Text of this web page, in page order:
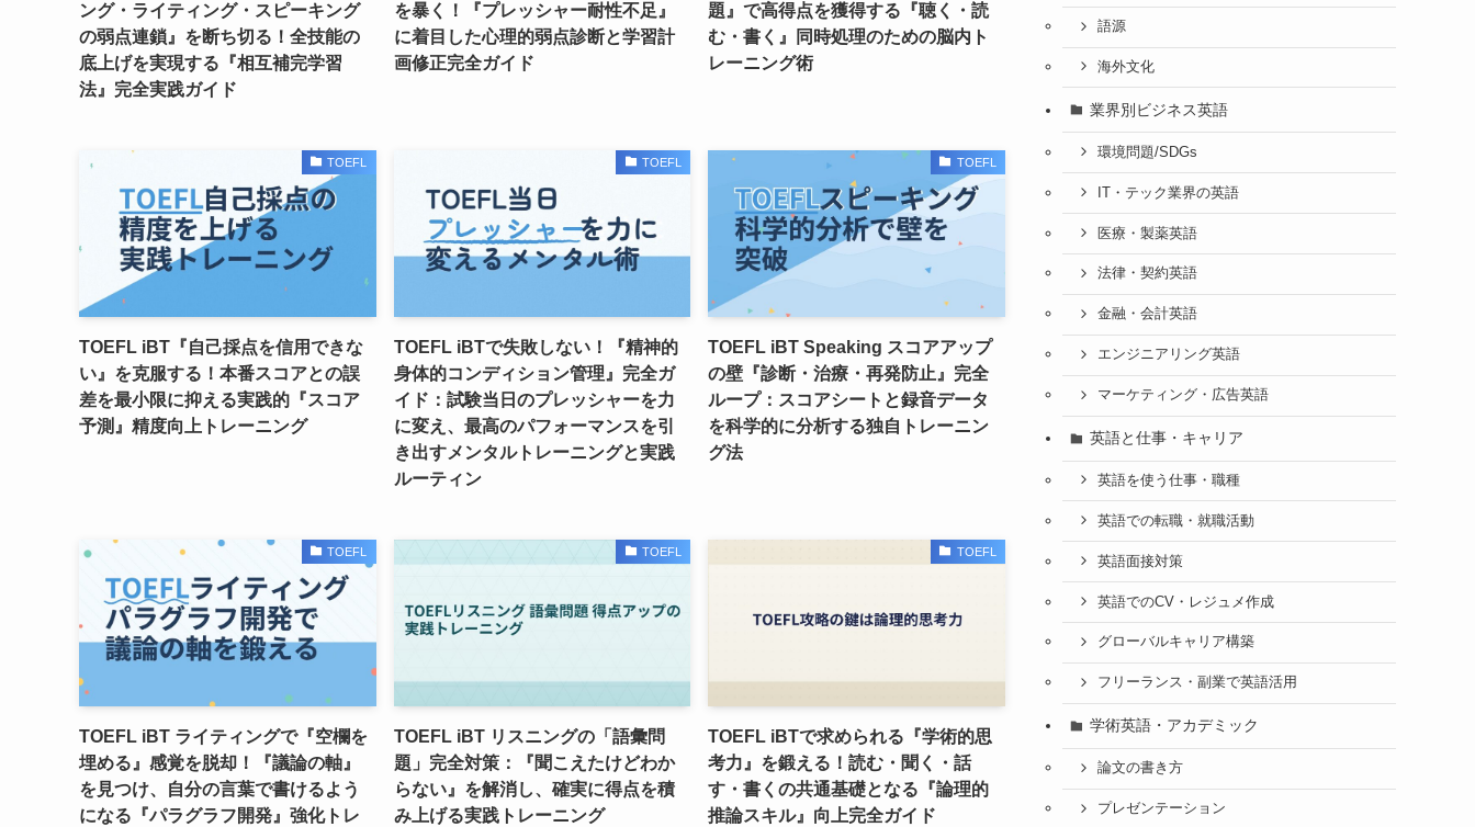
ング・ライティング・スピーキング
の弱点連鎖』を断ち切る！全技能の
底上げを実現する『相互補完学習
法』完全実践ガイド
を暴く！『プレッシャー耐性不足』
に着目した心理的弱点診断と学習計
画修正完全ガイド
題』で高得点を獲得する『聴く・読
む・書く』同時処理のための脳内ト
レーニング術
TOEFL
TOEFL iBT『自己採点を信用できな
い』を克服する！本番スコアとの誤
差を最小限に抑える実践的『スコア
予測』精度向上トレーニング
TOEFL
TOEFL iBTで失敗しない！『精神的
身体的コンディション管理』完全ガ
イド：試験当日のプレッシャーを力
に変え、最高のパフォーマンスを引
き出すメンタルトレーニングと実践
ルーティン
TOEFL
TOEFL iBT Speaking スコアアップ
の壁『診断・治療・再発防止』完全
ループ：スコアシートと録音データ
を科学的に分析する独自トレーニン
グ法
TOEFL
TOEFL iBT ライティングで『空欄を
埋める』感覚を脱却！『議論の軸』
を見つけ、自分の言葉で書けるよう
になる『パラグラフ開発』強化トレ
TOEFL
TOEFL iBT リスニングの「語彙問
題」完全対策：『聞こえたけどわか
らない』を解消し、確実に得点を積
み上げる実践トレーニング
TOEFL
TOEFL iBTで求められる『学術的思
考力』を鍛える！読む・聞く・話
す・書くの共通基礎となる『論理的
推論スキル』向上完全ガイド
語源
海外文化
業界別ビジネス英語
環境問題/SDGs
IT・テック業界の英語
医療・製薬英語
法律・契約英語
金融・会計英語
エンジニアリング英語
マーケティング・広告英語
英語と仕事・キャリア
英語を使う仕事・職種
英語での転職・就職活動
英語面接対策
英語でのCV・レジュメ作成
グローバルキャリア構築
フリーランス・副業で英語活用
学術英語・アカデミック
論文の書き方
プレゼンテーション